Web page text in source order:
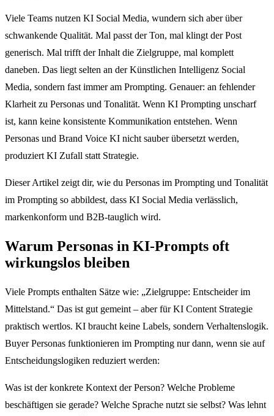
Viele Teams nutzen KI Social Media, wundern sich aber über
schwankende Qualität. Mal passt der Ton, mal klingt der Post
generisch. Mal trifft der Inhalt die Zielgruppe, mal komplett
daneben. Das liegt selten an der Künstlichen Intelligenz Social
Media, sondern fast immer am Prompting. Genauer: an fehlender
Klarheit zu Personas und Tonalität. Wenn KI Prompting unscharf
ist, kann keine konsistente Kommunikation entstehen. Wenn
Personas und Brand Voice KI nicht sauber übersetzt werden,
produziert KI Zufall statt Strategie.
Dieser Artikel zeigt dir, wie du Personas im Prompting und Tonalität
im Prompting so abbildest, dass KI Social Media verlässlich,
markenkonform und B2B-tauglich wird.
Warum Personas in KI-Prompts oft
wirkungslos bleiben
Viele Prompts enthalten Sätze wie: „Zielgruppe: Entscheider im
Mittelstand.“ Das ist gut gemeint – aber für KI Content Strategie
praktisch wertlos. KI braucht keine Labels, sondern Verhaltenslogik.
Buyer Personas funktionieren im Prompting nur dann, wenn sie auf
Entscheidungslogiken reduziert werden:
Was ist der konkrete Kontext der Person? Welche Probleme
beschäftigen sie gerade? Welche Sprache nutzt sie selbst? Was lehnt